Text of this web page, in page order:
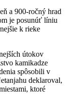
a 900-ročný hrad
je posunúť líniu
k rieke
útokov
kamikadze
spôsobili v
deklaroval,
ktoré